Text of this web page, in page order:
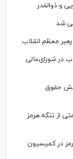
و ذوالقدر
شد
معظم انقلاب
در شورای‌عالی
حقوق
از تنگه هرمز
در کمیسیون